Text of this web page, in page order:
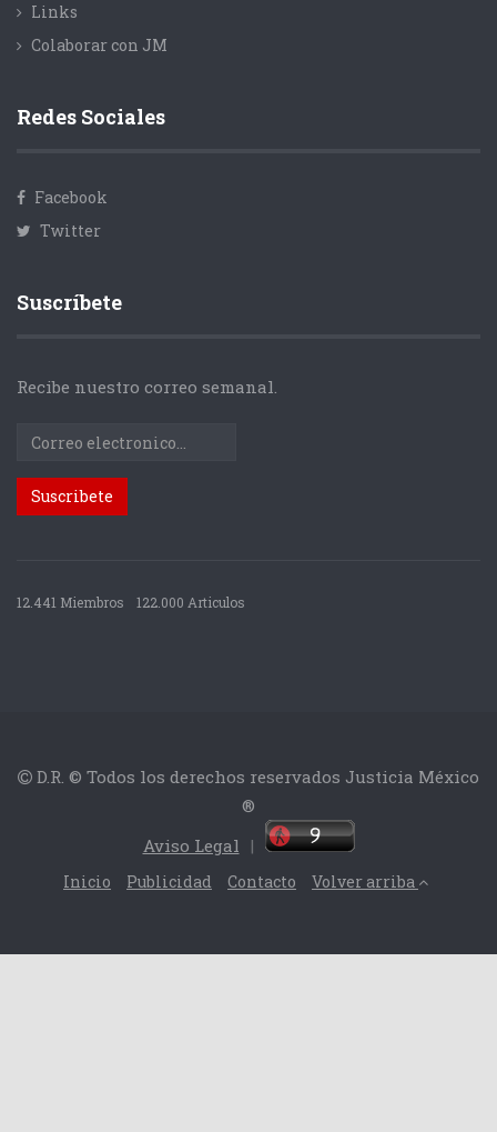
Links
Colaborar con JM
Redes Sociales
Facebook
Twitter
Suscríbete
Recibe nuestro correo semanal.
12.441 Miembros 122.000 Articulos
D.R. © Todos los derechos reservados Justicia México
®
Aviso Legal |
Inicio Publicidad Contacto Volver arriba